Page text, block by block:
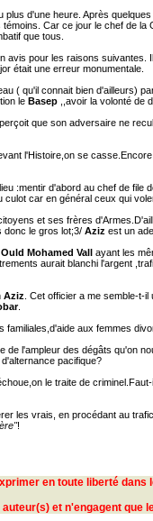
plus d'une heure. Après
Car ce jour le chef de
que tous.
avis pour les raisons
était une erreur monumentale.
( qu'il connait bien d'ailleurs)
le Basep ,,avoir la volonté de
que son adversaire ne
l'Histoire,on se
:mentir d'abord au chef de file
car en général ceux qui
et ses frères
donc le gros lot;3/ Aziz est un
Ould Mohamed Vall ayant les
aurait blanchi l'argent
Aziz. Cet officier a me semble-t-
.
aux femmes
de l'ampleur des dégâts qu'on
pacifique?
le traite de
les vrais, en procédant au
!
en toute liberté dans
et n'engagent que